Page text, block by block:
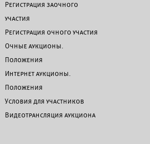
Регистрация заочного
участия
Регистрация очного участия
Очные аукционы.
Положения
Интернет аукционы.
Положения
Условия для участников
Видеотрансляция аукциона